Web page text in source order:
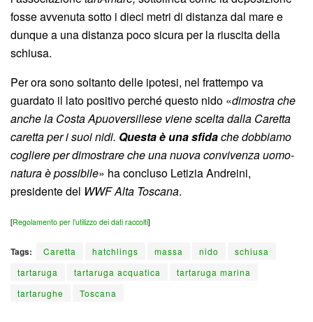
fosse avvenuta sotto i dieci metri di distanza dal mare e
dunque a una distanza poco sicura per la riuscita della
schiusa.
Per ora sono soltanto delle ipotesi, nel frattempo va
guardato il lato positivo perché questo nido «dimostra che
anche la Costa Apuoversiliese viene scelta dalla Caretta
caretta per i suoi nidi. Questa è una sfidache dobbiamo
cogliere per dimostrare che una nuova convivenza uomo-
natura è possibile» ha concluso Letizia Andreini,
presidente del WWF Alta Toscana.
[Regolamento per l’utilizzo dei dati raccolti]
Tags: Caretta hatchlings massa nido
schiusa
tartaruga
tartaruga acquatica
tartaruga marina
tartarughe
Toscana